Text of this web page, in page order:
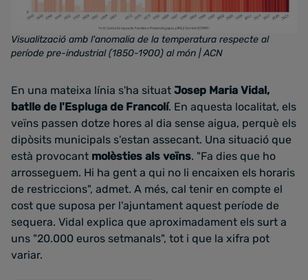
Visualització amb l'anomalia de la temperatura respecte al
període pre-industrial (1850-1900) al món | ACN
En una mateixa línia s'ha situat Josep Maria Vidal,
batlle de l'Espluga de Francolí. En aquesta localitat, els
veïns passen dotze hores al dia sense aigua, perquè els
dipòsits municipals s'estan assecant. Una situació que
està provocant molèsties als veïns. "Fa dies que ho
arrosseguem. Hi ha gent a qui no li encaixen els horaris
de restriccions", admet. A més, cal tenir en compte el
cost que suposa per l'ajuntament aquest període de
sequera. Vidal explica que aproximadament els surt a
uns "20.000 euros setmanals", tot i que la xifra pot
variar.